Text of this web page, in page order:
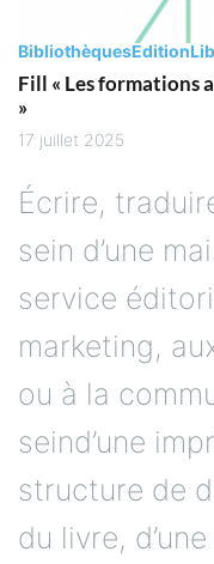
BibliothèquesEdition
Fill « Les formations
»
17 juillet 2025
Écrire,
sein d’une
service
marketing,
ou à la
seind’une
structure de
du livre,